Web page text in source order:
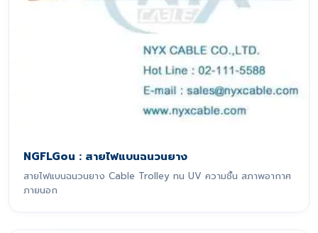
NGFLGou : สายไฟแบนฉนวนยาง
สายไฟแบนฉนวนยาง Cable Trolley ทน UV ความชื้น สภาพอากาศ
ภายนอก